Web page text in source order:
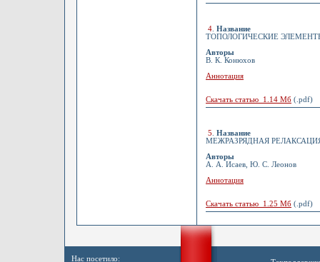
4 Название
ТОПОЛОГИЧЕСКИЕ
Авторы
В. К. Конюхов
Аннотация
Скачать статью 1.14 Мб (.pdf)
5
Название
МЕЖРАЗРЯДНАЯ
Авторы
А. А. Исаев, Ю. С. Леонов
Аннотация
Скачать статью 1.25 Мб (.pdf)
Нас посетило: